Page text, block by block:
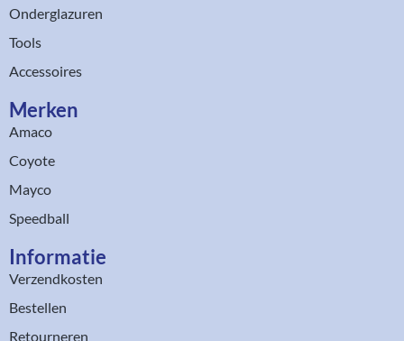
Onderglazuren
Tools
Accessoires
Merken
Amaco
Coyote
Mayco
Speedball
Informatie
Verzendkosten
Bestellen
Retourneren